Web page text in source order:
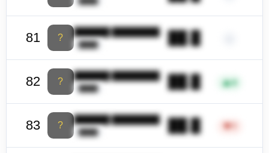
81 ?
██████ ████████
████ ██.█
82 ?
██████ ████████
████ ██.█ ▲9
83 ?
██████ ████████
████ ██.█ ▼